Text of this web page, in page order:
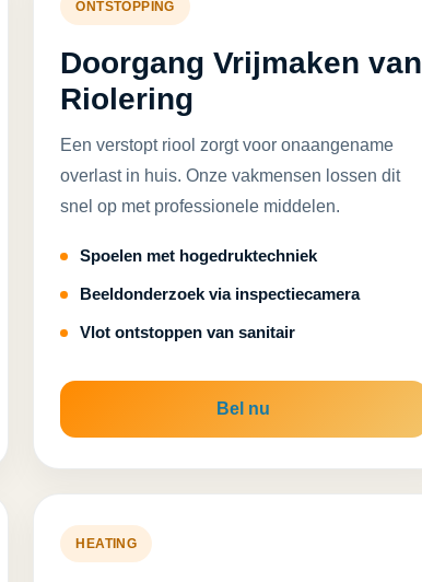
ONTSTOPPING
Doorgang Vrijmaken van
Riolering
Een verstopt riool zorgt voor onaangename
overlast in huis. Onze vakmensen lossen dit
snel op met professionele middelen.
Spoelen met hogedruktechniek
Beeldonderzoek via inspectiecamera
Vlot ontstoppen van sanitair
Bel nu
HEATING